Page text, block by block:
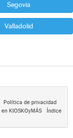
Segovia
Valladolid
Política de privacidad
en KIOSKOyMÁS
Índice